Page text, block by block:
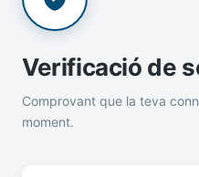
Verificació de
Comprovant que la teva
moment.